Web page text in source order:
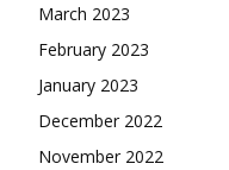
March 2023
February 2023
January 2023
December 2022
November 2022